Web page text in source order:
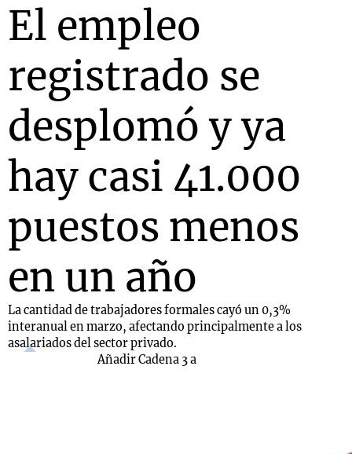
El empleo
registrado se
desplomó y ya
hay casi 41.000
puestos menos
en un año
La cantidad de trabajadores formales cayó un 0,3%
interanual en marzo, afectando principalmente a los
asalariados del sector privado.
Añadir Cadena 3 a